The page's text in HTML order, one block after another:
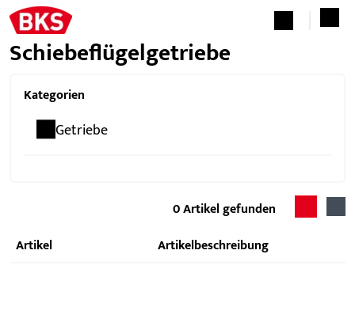
Schiebeflügelgetriebe
Kategorien
Getriebe
Artikel gefunden
Artikel
Artikelbeschreibung